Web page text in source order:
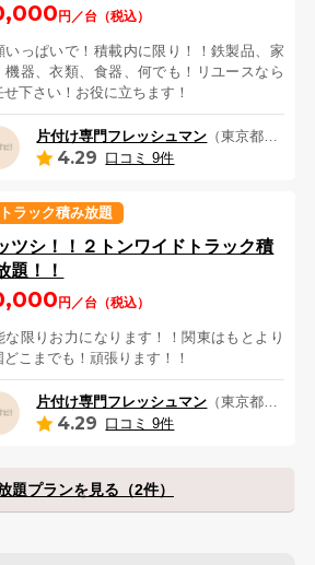
円／台（税込）
いっぱいで！積載内に限り！！鉄製品、家
機器、衣類、食器、何でも！リユースなら
せ下さい！お役に立ちます！
片付け専門フレッシュマン （東京都あきる野市）
4.29 口コミ 9件
ラック積み放題
ツシ！！２トンワイドトラック積
題！！
円／台（税込）
な限りお力になります！！関東はもとより
どこまでも！頑張ります！！
片付け専門フレッシュマン （東京都あきる野市）
4.29 口コミ 9件
題プランを見る（2件）